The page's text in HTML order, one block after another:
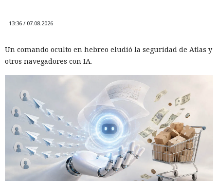
13:36 / 07.08.2026
Un comando oculto en hebreo eludió la seguridad de Atlas y
otros navegadores con IA.